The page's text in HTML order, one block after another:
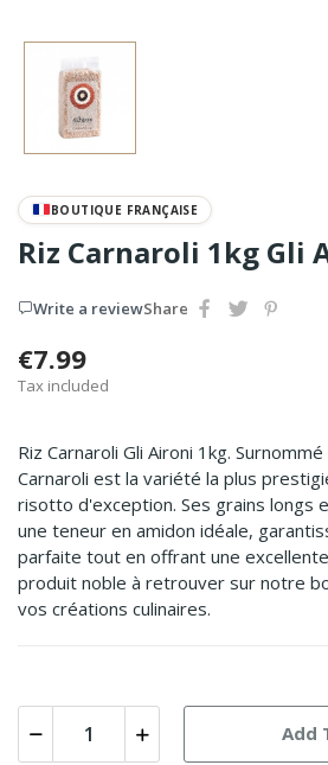
BOUTIQUE FRANÇAISE
Riz Carnaroli 1kg Gli
Write a reviewShare
€7.99
Tax included
Riz Carnaroli Gli Aironi 1kg.
Carnaroli est la variété la plus
risotto d'exception. Ses grains longs
une teneur en amidon idéale,
parfaite tout en offrant une
produit noble à retrouver sur notre
vos créations culinaires.
Add